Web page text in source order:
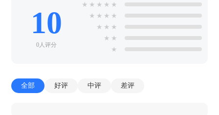
10
0人评分
★ ★ ★ ★ ★
★ ★ ★ ★
★ ★ ★
★ ★
★
全部 好评 中评 差评